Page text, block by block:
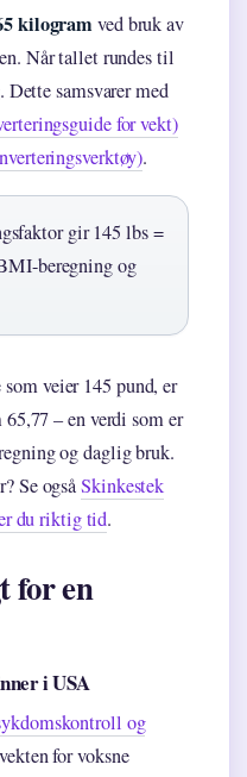
kilogramved bruk av
Når tallet rundes til
samsvarer med
for vekt)
.
gir 145 lbs =
beregning og
veier 145 pund, er
– en verdi som er
og daglig bruk.
Se ogsåSkinkestek
du riktig tid.
for en
i USA
og
for voksne